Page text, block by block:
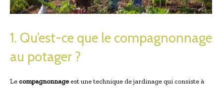
1. Qu’est-ce que le compagnonnage
au potager ?
Le compagnonnage est une technique de jardinage qui consiste à